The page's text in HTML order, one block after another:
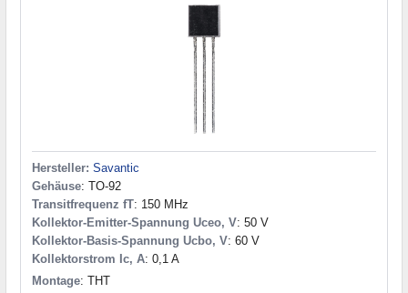
Hersteller: Savantic
Gehäuse: TO-92
Transitfrequenz fT: 150 MHz
Kollektor-Emitter-Spannung Uceo, V: 50 V
Kollektor-Basis-Spannung Ucbo, V: 60 V
Kollektorstrom Ic, A: 0,1 A
Montage: THT